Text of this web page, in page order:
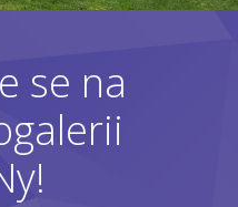
se na